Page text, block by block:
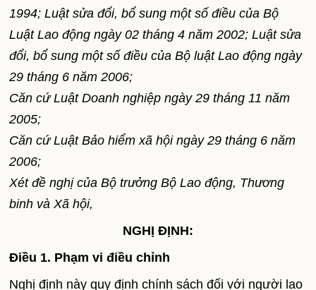
1994; Luật sửa đổi, bổ sung một số điều của Bộ
Luật Lao động ngày 02 tháng 4 năm 2002; Luật sửa
đổi, bổ sung một số điều của Bộ luật Lao động ngày
29 tháng 6 năm 2006;
Căn cứ Luật Doanh nghiệp ngày 29 tháng 11 năm
2005;
Căn cứ Luật Bảo hiểm xã hội ngày 29 tháng 6 năm
2006;
Xét đề nghị của Bộ trưởng Bộ Lao động, Thương
binh và Xã hội,
NGHỊ ĐỊNH:
Điều 1. Phạm vi điều chỉnh
Nghị định này quy định chính sách đối với người lao